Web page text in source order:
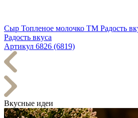
Сыр Топленое молочко TM Радость
Радость вкуса
Артикул 6826 (6819)
Вкусные идеи